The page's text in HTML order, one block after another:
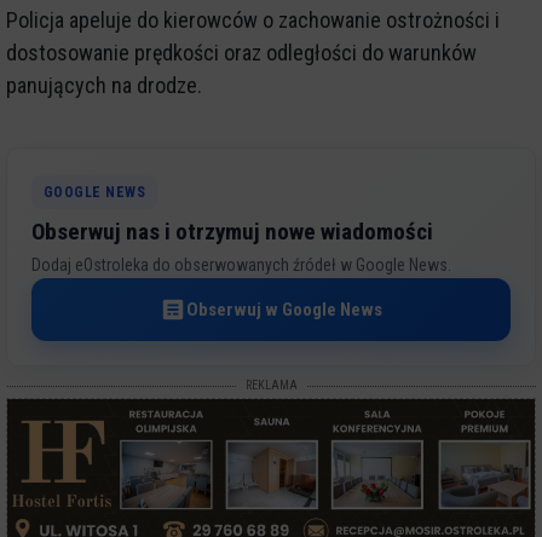
Policja apeluje do kierowców o zachowanie ostrożności i
dostosowanie prędkości oraz odległości do warunków
panujących na drodze.
GOOGLE NEWS
Obserwuj nas i otrzymuj nowe wiadomości
Dodaj eOstroleka do obserwowanych źródeł w Google News.
Obserwuj w Google News
REKLAMA